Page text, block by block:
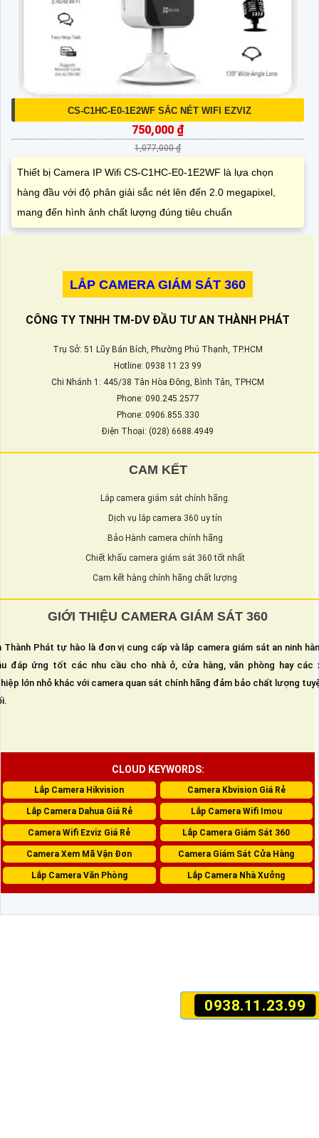
0938.11.23.99
CS-C1HC-E0-1E2WF SẮC NÉT WIFI EZVIZ
750,000 ₫
1,077,000 ₫
Thiết bị Camera IP Wifi CS-C1HC-E0-1E2WF là lựa chọn
hàng đầu với độ phân giải sắc nét lên đến 2.0 megapixel,
mang đến hình ảnh chất lượng đúng tiêu chuẩn
LẮP CAMERA GIÁM SÁT 360
CÔNG TY TNHH TM-DV ĐẦU TƯ AN THÀNH PHÁT
Trụ Sở: 51 Lũy Bán Bích, Phường Phú Thạnh, TP.HCM
Hotline: 0938 11 23 99
Chi Nhánh 1: 445/38 Tân Hòa Đông, Bình Tân, TPHCM
Phone: 090.245.2577
Phone: 0906.855.330
Điện Thoại: (028) 6688.4949
CAM KẾT
Lắp camera giám sát chính hãng.
Dịch vụ lắp camera 360 uy tín
Bảo Hành camera chính hãng
Chiết khấu camera giám sát 360 tốt nhất
Cam kết hàng chính hãng chất lượng
GIỚI THIỆU CAMERA GIÁM SÁT 360
Thành Phát tự hào là đơn vị cung cấp và lắp camera giám sát an ninh
đáp ứng tốt các nhu cầu cho nhà ở, cửa hàng, văn phòng hay các
lớn nhỏ khác với camera quan sát chính hãng đảm bảo chất lượng
CLOUD KEYWORDS:
Lắp Camera Hikvision Camera Kbvision Giá Rẻ
Lắp Camera Dahua Giá Rẻ Lắp Camera Wifi Imou
Camera Wifi Ezviz Giá Rẻ Lắp Camera Giám Sát 360
Camera Xem Mã Vận Đơn Camera Giám Sát Cửa Hàng
Lắp Camera Văn Phòng Lắp Camera Nhà Xưởng